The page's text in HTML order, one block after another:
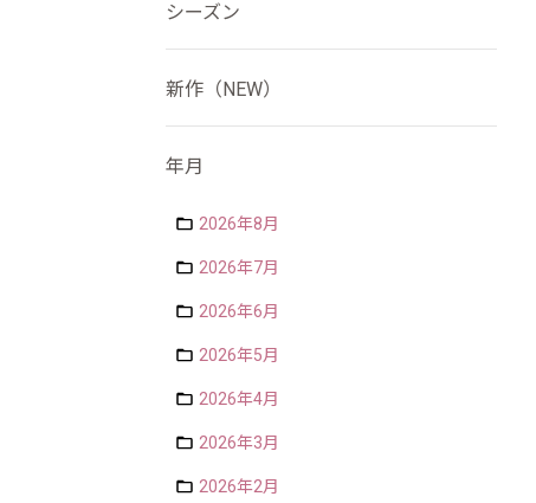
シーズン
新作（NEW）
年月
2026年8月
2026年7月
2026年6月
2026年5月
2026年4月
2026年3月
2026年2月